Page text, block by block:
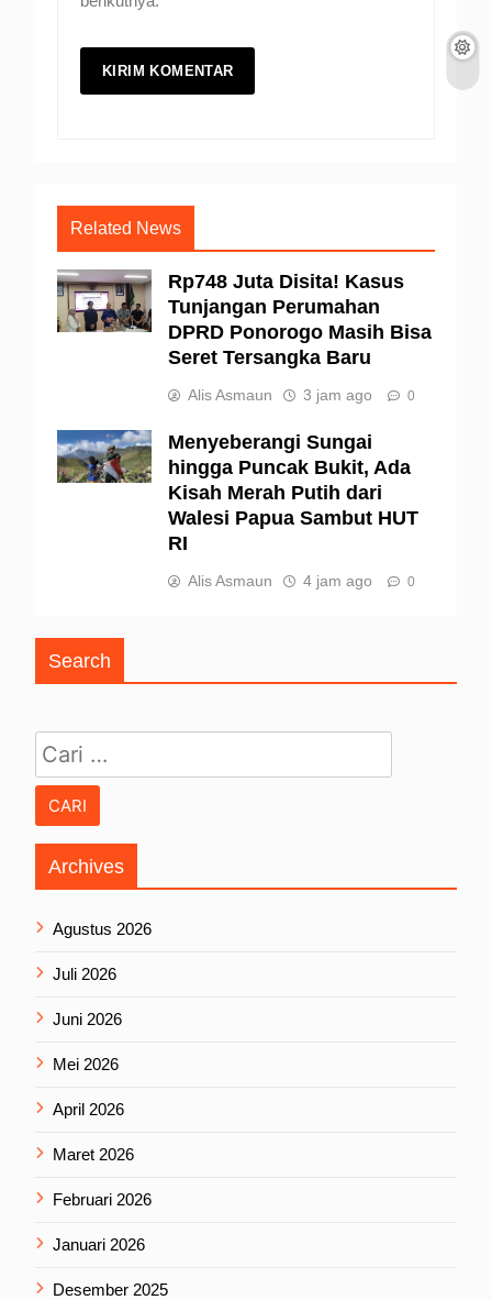
Related News
Rp748 Juta Disita! Kasus
Tunjangan Perumahan
DPRD Ponorogo Masih Bisa
Seret Tersangka Baru
Alis Asmaun 3 jam ago 0
Menyeberangi Sungai
hingga Puncak Bukit, Ada
Kisah Merah Putih dari
Walesi Papua Sambut HUT
RI
Alis Asmaun 4 jam ago 0
Search
Archives
Agustus 2026
Juli 2026
Juni 2026
Mei 2026
April 2026
Maret 2026
Februari 2026
Januari 2026
Desember 2025